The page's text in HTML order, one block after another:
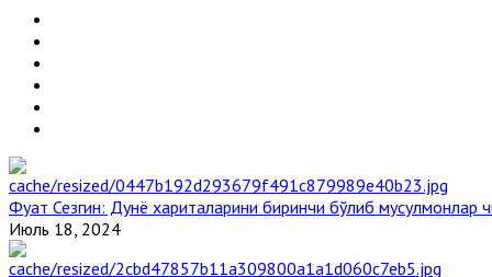
Фуат Сезгин: Дунё хариталарини биринчи бўлиб мусулмонлар
Июль 18, 2024